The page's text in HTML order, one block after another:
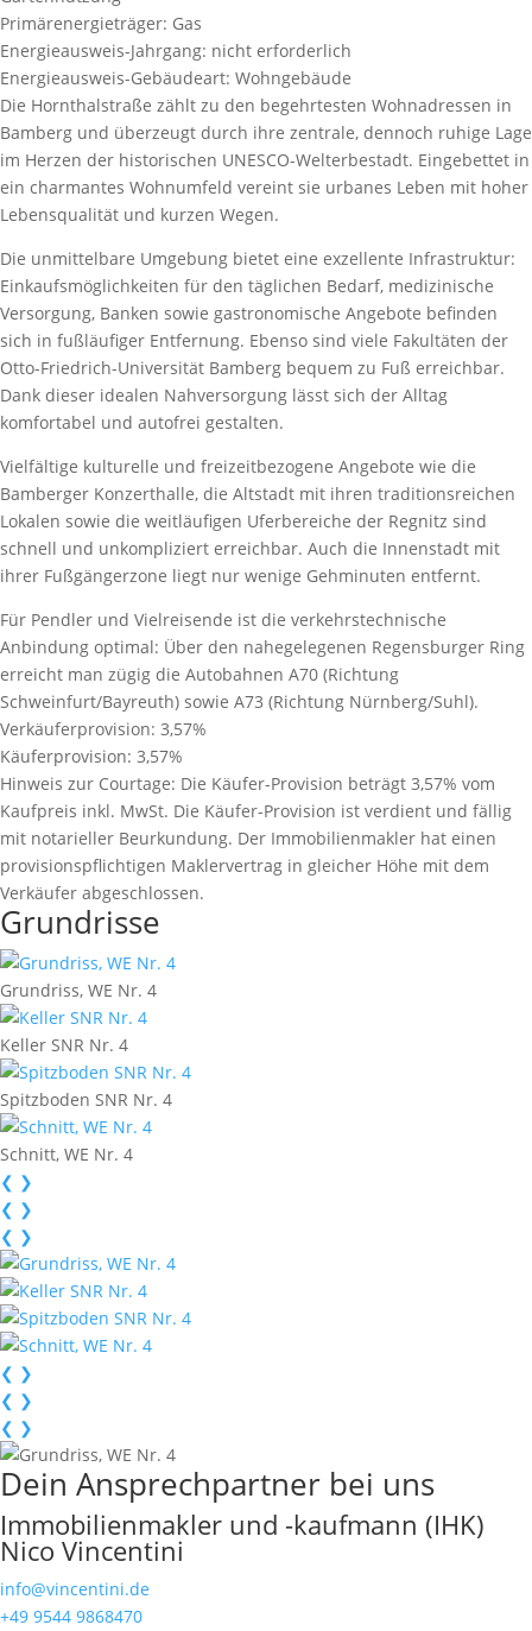
Primärenergieträger: Gas
Energieausweis-Jahrgang: nicht erforderlich
Energieausweis-Gebäudeart: Wohngebäude
Die Hornthalstraße zählt zu den begehrtesten Wohnadressen in
Bamberg und überzeugt durch ihre zentrale, dennoch ruhige Lage
im Herzen der historischen UNESCO-Welterbestadt. Eingebettet in
ein charmantes Wohnumfeld vereint sie urbanes Leben mit hoher
Lebensqualität und kurzen Wegen.
Die unmittelbare Umgebung bietet eine exzellente Infrastruktur:
Einkaufsmöglichkeiten für den täglichen Bedarf, medizinische
Versorgung, Banken sowie gastronomische Angebote befinden
sich in fußläufiger Entfernung. Ebenso sind viele Fakultäten der
Otto-Friedrich-Universität Bamberg bequem zu Fuß erreichbar.
Dank dieser idealen Nahversorgung lässt sich der Alltag
komfortabel und autofrei gestalten.
Vielfältige kulturelle und freizeitbezogene Angebote wie die
Bamberger Konzerthalle, die Altstadt mit ihren traditionsreichen
Lokalen sowie die weitläufigen Uferbereiche der Regnitz sind
schnell und unkompliziert erreichbar. Auch die Innenstadt mit
ihrer Fußgängerzone liegt nur wenige Gehminuten entfernt.
Für Pendler und Vielreisende ist die verkehrstechnische
Anbindung optimal: Über den nahegelegenen Regensburger Ring
erreicht man zügig die Autobahnen A70 (Richtung
Schweinfurt/Bayreuth) sowie A73 (Richtung Nürnberg/Suhl).
Verkäuferprovision: 3,57%
Käuferprovision: 3,57%
Hinweis zur Courtage: Die Käufer-Provision beträgt 3,57% vom
Kaufpreis inkl. MwSt. Die Käufer-Provision ist verdient und fällig
mit notarieller Beurkundung. Der Immobilienmakler hat einen
provisionspﬂichtigen Maklervertrag in gleicher Höhe mit dem
Verkäufer abgeschlossen.
Grundrisse
Grundriss, WE Nr. 4
Keller SNR Nr. 4
Spitzboden SNR Nr. 4
Schnitt, WE Nr. 4
❮ ❯
❮ ❯
❮ ❯
❮ ❯
❮ ❯
❮ ❯
Dein Ansprechpartner bei uns
Immobilienmakler und -kaufmann (IHK)
Nico Vincentini
info@vincentini.de
+49 9544 9868470